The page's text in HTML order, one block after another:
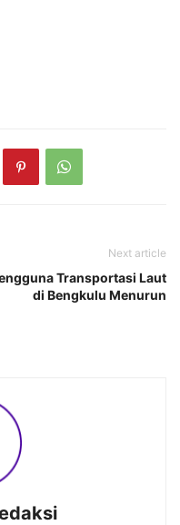
Next article
Transportasi Laut
di Bengkulu Menurun